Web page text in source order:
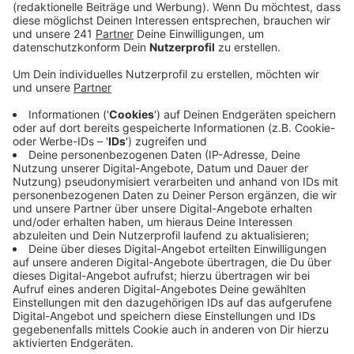
Pape und Jonathan Bähre, Ansichten und
Zusammenfassungen zur Saison von den Fans und
Telekom Domes. Ein offizielles Spiel ist für die
Baskets noch zu gehen, aber das Saisonaus steht
leider jetzt schon fest. Aber am Ende siegt in Bonn
die ZUVERSICHT! Viel Spaß beim Hören, klickt euch
rein und bis nächste Woche!
Veröffentlicht:Freitag, 09.05.2025 01:24
Anzeige